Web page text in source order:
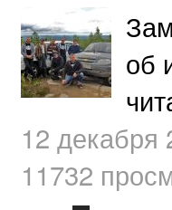
об
12 декабря
11732